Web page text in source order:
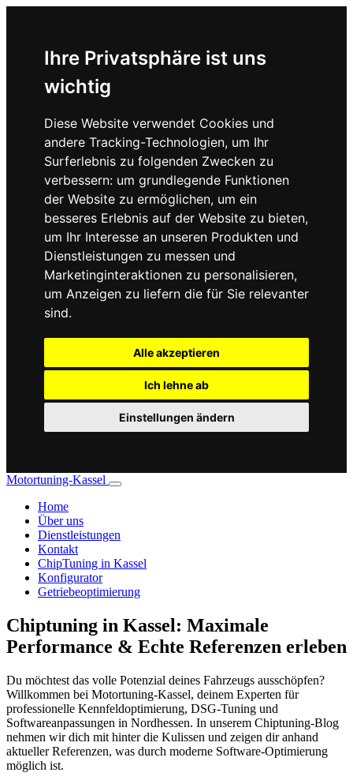
Ihre Privatsphäre ist uns
wichtig
Diese Website verwendet Cookies und
andere Tracking-Technologien, um Ihr
Surferlebnis zu folgenden Zwecken zu
verbessern: um grundlegende Funktionen
der Website zu ermöglichen, um ein
besseres Erlebnis auf der Website zu bieten,
um Ihr Interesse an unseren Produkten und
Dienstleistungen zu messen und
Marketinginteraktionen zu personalisieren,
um Anzeigen zu liefern die für Sie relevanter
sind.
Alle akzeptieren
Ich lehne ab
Einstellungen ändern
Motortuning-Kassel
Home
Über uns
Dienstleistungen
Kontakt
ChipTuning in Kassel
Konfigurator
Getriebeoptimierung
Chiptuning in Kassel: Maximale
Performance & Echte Referenzen erleben
Du möchtest das volle Potenzial deines Fahrzeugs ausschöpfen?
Willkommen bei Motortuning-Kassel, deinem Experten für
professionelle Kennfeldoptimierung, DSG-Tuning und
Softwareanpassungen in Nordhessen. In unserem Chiptuning-Blog
nehmen wir dich mit hinter die Kulissen und zeigen dir anhand
aktueller Referenzen, was durch moderne Software-Optimierung
möglich ist.